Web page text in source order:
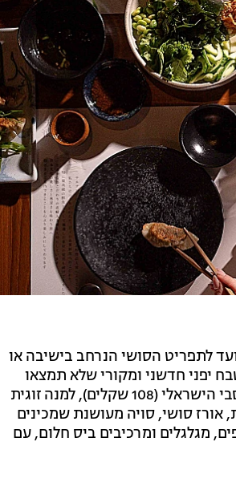
לתפריט הסושי הנרחב בישיבה או
יפני חדשני ומקורי שלא תמצאו
בשום מקום אחר בארץ, כמו מנת "קומבו וואסבי" שהיא שיר הלל לוואסבי הישראלי (108 שקלים), למנה זוגית
אורז סושי, סויה מעושנת שמכינים
מגלגלים ומרכיבים ביס חלום, עם